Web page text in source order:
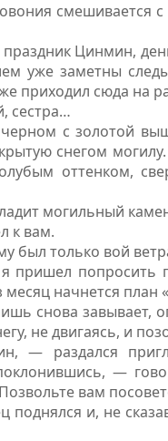
смешивается
Цинмин,
уже заметны
приходил сюда на
сестра…
с золотой
снегом
оттенком,
могильный
к вам.
был только вой
пришел попросить
начнется план
снова завывает,
не двигаясь, и
— раздался
—
вам
поднялся и, не